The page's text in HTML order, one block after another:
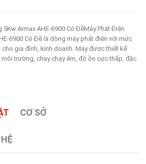
5Kw Armax AHE-6900 Có ĐềMáy Phát Điện
6900 Có Đề là dòng máy phát điện với mức
gia đình, kinh doanh. Máy được thiết kế
môi trường, chạy chạy êm, độ ồn cực thấp, đặc
CƠ SỞ